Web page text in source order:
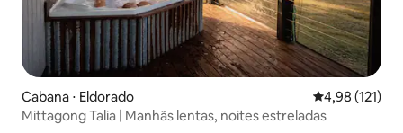
Cabana ⋅ Eldorado 4,98 de uma
4,98 (121)
Mittagong Talia | Manhãs lentas, noites estreladas